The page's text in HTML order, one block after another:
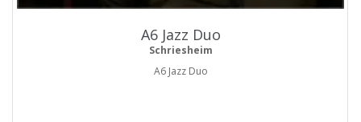
A6 Jazz Duo
Schriesheim
A6 Jazz Duo